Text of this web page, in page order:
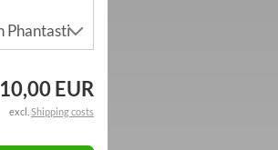
10,00 EUR
excl. Shipping costs